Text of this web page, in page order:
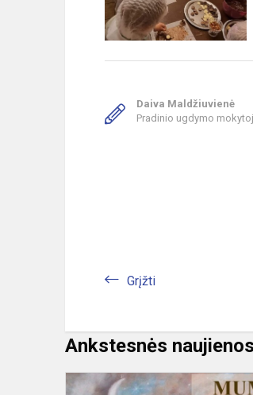
Daiva Maldžiuvienė
Pradinio ugdymo
Grįžti
Ankstesnės naujienos